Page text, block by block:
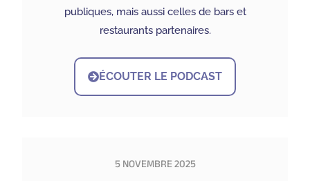
publiques, mais aussi celles de bars et
restaurants partenaires.
ÉCOUTER LE PODCAST
5 NOVEMBRE 2025